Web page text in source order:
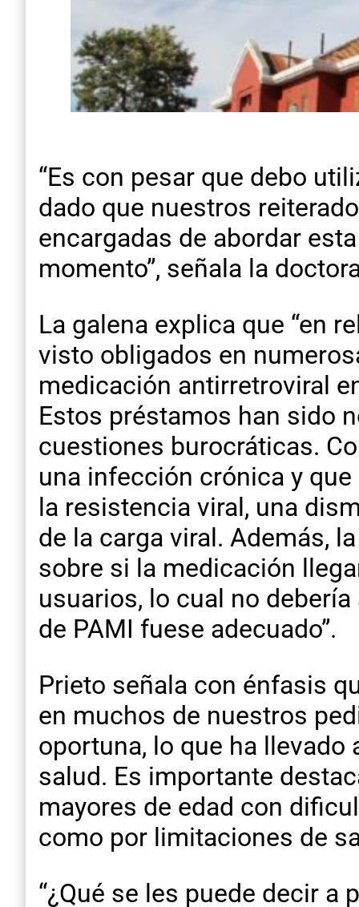
“Es con pesar que debo
dado que nuestros
encargadas de abordar
momento”, señala la
La galena explica que “en
visto obligados en
medicación antirretroviral
Estos préstamos han sido
cuestiones burocráticas.
una infección crónica y
la resistencia viral, una
de la carga viral. Además,
sobre si la medicación
usuarios, lo cual no
de PAMI fuese adecuado”.
Prieto señala con énfasis
en muchos de nuestros
oportuna, lo que ha
salud. Es importante
mayores de edad con
como por limitaciones de
“¿Qué se les puede decir